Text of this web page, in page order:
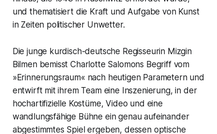
und thematisiert die Kraft und Aufgabe von Kunst
in Zeiten politischer Unwetter.
Die junge kurdisch-deutsche Regisseurin Mizgin
Bilmen bemisst Charlotte Salomons Begriff vom
»Erinnerungsraum« nach heutigen Parametern und
entwirft mit ihrem Team eine Inszenierung, in der
hochartifizielle Kostüme, Video und eine
wandlungsfähige Bühne ein genau aufeinander
abgestimmtes Spiel ergeben, dessen optische